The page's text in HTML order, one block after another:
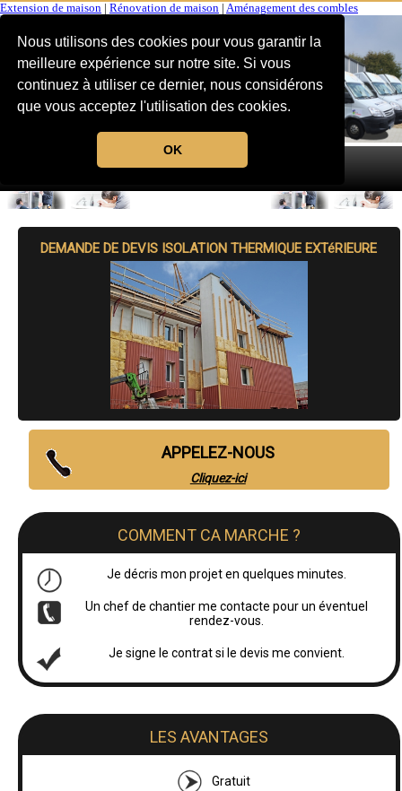
Nous utilisons des cookies pour vous garantir la
meilleure expérience sur notre site. Si vous
continuez à utiliser ce dernier, nous considérons
que vous acceptez l'utilisation des cookies.
OK
Extension de maison Rénovation de maison Aménagement des combles
MENU
DEMANDE DE DEVIS ISOLATION THERMIQUE EXTéRIEURE
APPELEZ-NOUS
Cliquez-ici
COMMENT CA MARCHE ?
Je décris mon projet en quelques minutes.
Un chef de chantier me contacte pour un éventuel
rendez-vous.
Je signe le contrat si le devis me convient.
LES AVANTAGES
Gratuit